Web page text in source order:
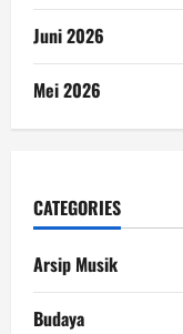
Juni 2026
Mei 2026
CATEGORIES
Arsip Musik
Budaya